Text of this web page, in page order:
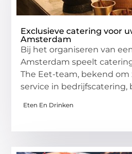
Exclusieve catering voor
Amsterdam
Bij het organiseren van
Amsterdam speelt
The Eet-team, bekend
service in bedrijfscatering,
Eten En Drinken